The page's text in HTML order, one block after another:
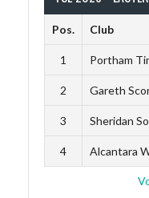
Pos. Club
1 Portham
2 Gareth
3 Sheridan
4 Alcantara